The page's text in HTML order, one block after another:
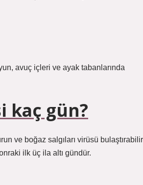
avuç içleri ve ayak tabanlarında
kaç gün?
ve boğaz salgıları virüsü
ilk üç ila altı gündür.